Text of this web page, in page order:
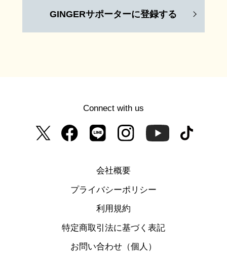
GINGERサポーターに登録する
Connect with us
会社概要
プライバシーポリシー
利用規約
特定商取引法に基づく表記
お問い合わせ（個人）